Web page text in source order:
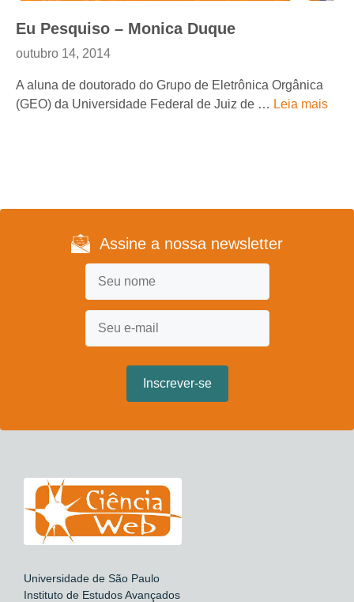
Eu Pesquiso – Monica Duque
outubro 14, 2014
A aluna de doutorado do Grupo de Eletrônica Orgânica
(GEO) da Universidade Federal de Juiz de … Leia mais
Assine a nossa newsletter
Universidade de São Paulo
Instituto de Estudos Avançados